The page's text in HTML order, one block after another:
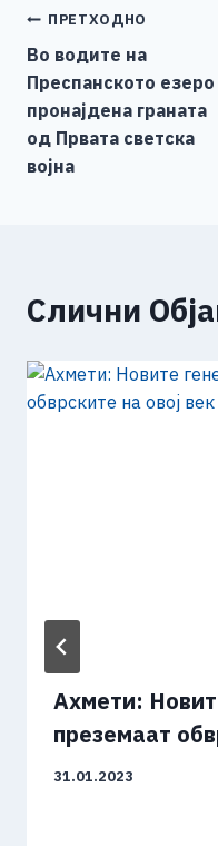
b
o
o
k
n
g
er
Навигација
на
напис
ПРЕТХОДНО
Во водите на
Преспанското езеро
пронајдена граната
од Првата светска
војна
Слични
Ахмети:
преземаат
31.01.2023